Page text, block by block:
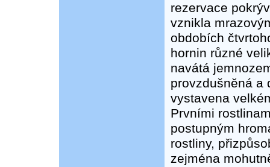
rezervace
vznikla
obdobích
hornin různé
navátá
provzdušněná a
vystavena
Prvními
postupným
rostliny,
zejména